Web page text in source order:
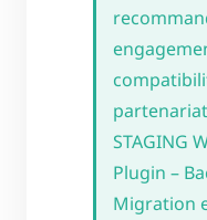
partenariat
STAGING
Plugin –
Migration